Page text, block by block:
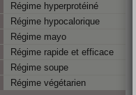
Régime hyperprotéiné
Régime hypocalorique
Régime mayo
Régime rapide et efficace
Régime soupe
Régime végétarien